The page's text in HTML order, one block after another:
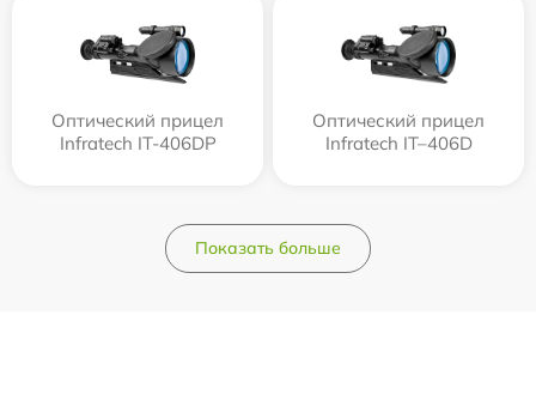
Оптический прицел
Infratech IT-406DP
Оптический прицел
Infratech IT–406D
Показать больше